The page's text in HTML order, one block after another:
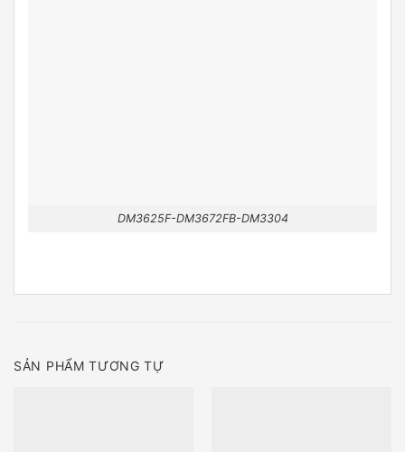
DM3625F-DM3672FB-DM3304
SẢN PHẨM TƯƠNG TỰ